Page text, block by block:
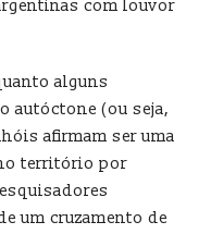
com louvor
alguns
autóctone (ou seja,
afirmam ser uma
território por
um cruzamento de